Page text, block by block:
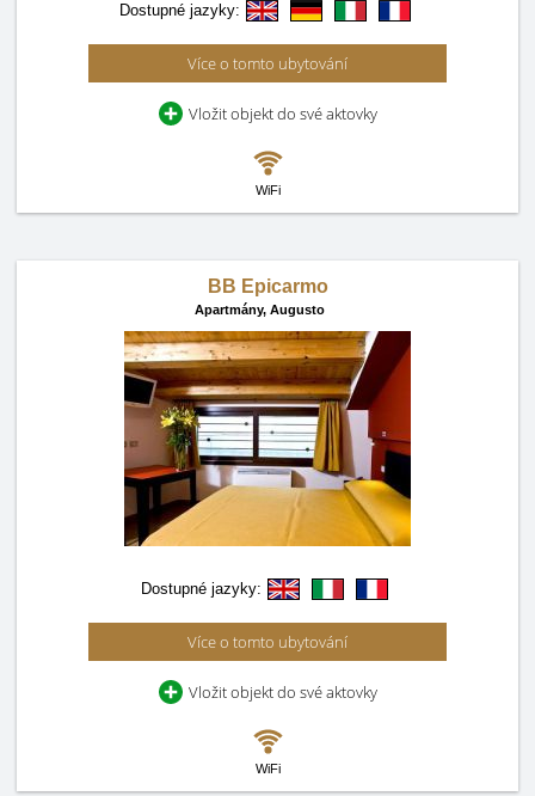
Dostupné jazyky:
Více o tomto ubytování
Vložit objekt do své aktovky
WiFi
BB Epicarmo
Apartmány, Augusto
Dostupné jazyky:
Více o tomto ubytování
Vložit objekt do své aktovky
WiFi